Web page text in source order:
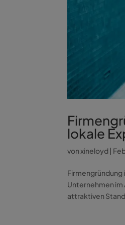
lokale
vonxineloyd
Firmengründung
Unternehmen im
attraktiven